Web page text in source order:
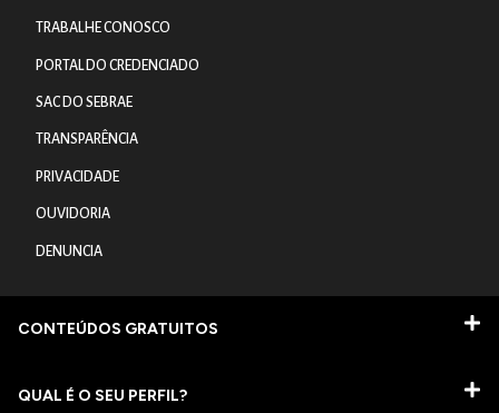
TRABALHE CONOSCO
PORTAL DO CREDENCIADO
SAC DO SEBRAE
TRANSPARÊNCIA
PRIVACIDADE
OUVIDORIA
DENUNCIA
CONTEÚDOS GRATUITOS
QUAL É O SEU PERFIL?